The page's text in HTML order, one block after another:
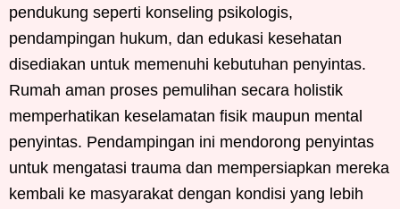
pendukung seperti konseling psikologis,
pendampingan hukum, dan edukasi kesehatan
disediakan untuk memenuhi kebutuhan penyintas.
Rumah aman proses pemulihan secara holistik
memperhatikan keselamatan fisik maupun mental
penyintas. Pendampingan ini mendorong penyintas
untuk mengatasi trauma dan mempersiapkan mereka
kembali ke masyarakat dengan kondisi yang lebih